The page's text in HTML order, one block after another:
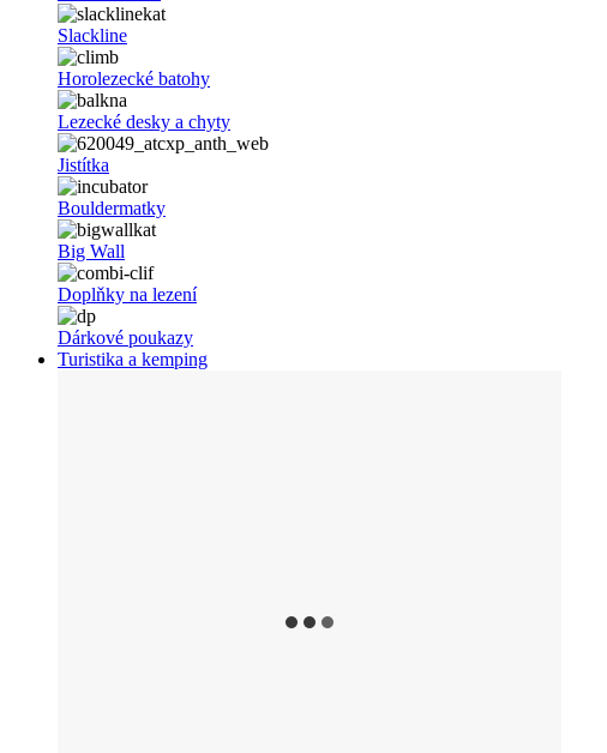
Slackline
Horolezecké batohy
Lezecké desky a chyty
Jistítka
Bouldermatky
Big Wall
Doplňky na lezení
Dárkové poukazy
Turistika a kemping